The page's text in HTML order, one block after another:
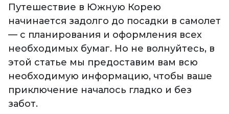
Путешествие в Южную Корею
начинается задолго до посадки в самолет
— с планирования и оформления всех
необходимых бумаг. Но не волнуйтесь, в
этой статье мы предоставим вам всю
необходимую информацию, чтобы ваше
приключение началось гладко и без
забот.